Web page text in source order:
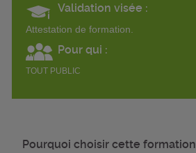
Validation visée :
Attestation de formation.
Pour qui :
TOUT PUBLIC
Pourquoi choisir cette formation